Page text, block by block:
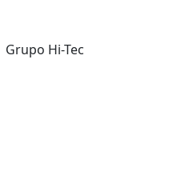
Grupo Hi-Tec